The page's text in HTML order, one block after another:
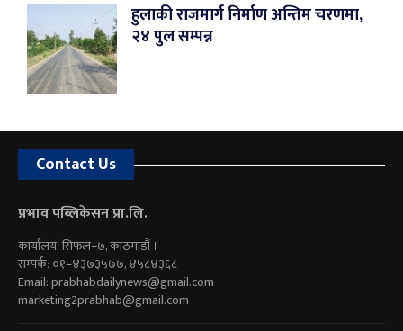
हुलाकी राजमार्ग निर्माण अन्तिम चरणमा,
२४ पुल सम्पन्न
Contact Us
प्रभाव पब्लिकेसन प्रा.लि.
कार्यालय: सिफल–७, काठमाडौं ।
सम्पर्क: ०१–४३७३५७७, ४५८४३६८
Email:prabhabdailynews@gmail.com
marketing2prabhab@gmail.com